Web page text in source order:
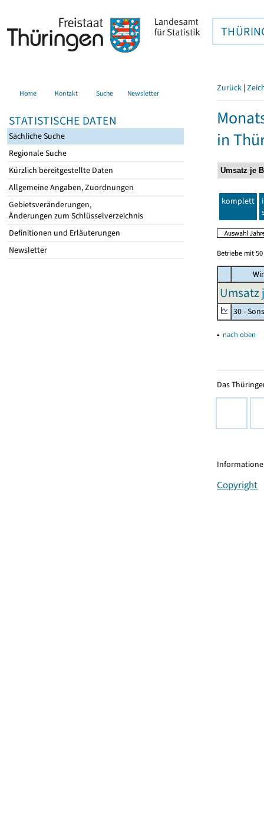
Home Kontakt Suche Newsletter
STATISTISCHE DATEN
Sachliche Suche
Regionale Suche
Kürzlich bereitgestellte Daten
Allgemeine Angaben, Zuordnungen
Gebietsveränderungen,
Änderungen zum Schlüsselverzeichnis
Definitionen und Erläuterungen
Newsletter
Zurück |
in
komplett
Betriebe mit
Umsatz
30 -
▴ nach oben
Das
Copyright